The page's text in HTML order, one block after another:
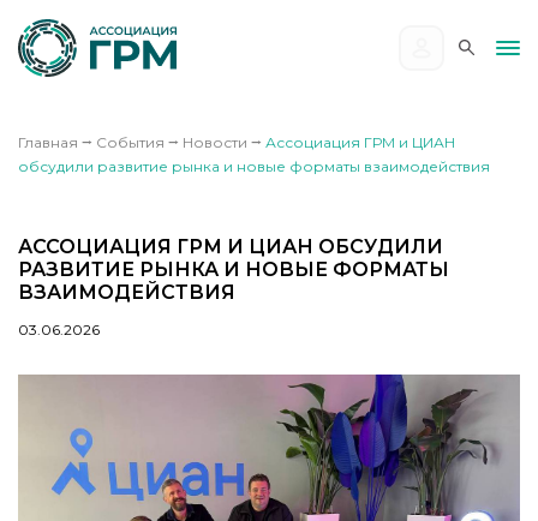
Главная ⭢ События ⭢ Новости ⭢ Ассоциация ГРМ и ЦИАН
обсудили развитие рынка и новые форматы взаимодействия
АССОЦИАЦИЯ ГРМ И ЦИАН ОБСУДИЛИ
РАЗВИТИЕ РЫНКА И НОВЫЕ ФОРМАТЫ
ВЗАИМОДЕЙСТВИЯ
03.06.2026